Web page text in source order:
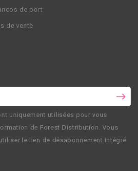
de port
de vente
uniquement utilisées pour vous
de Forest Distribution . Vous
le lien de désabonnement intégré